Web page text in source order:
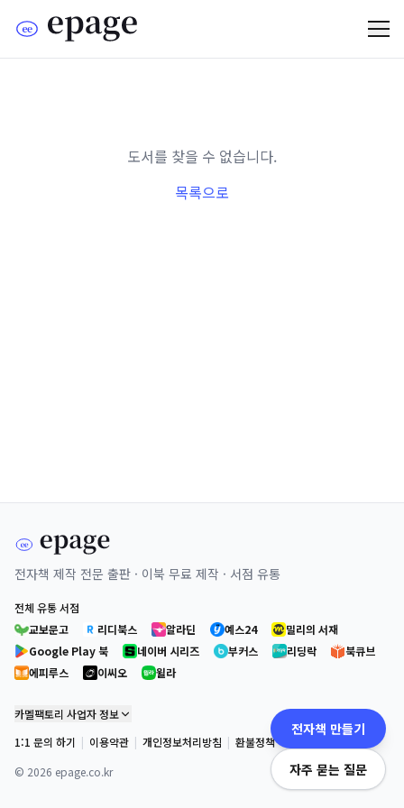
도서를 찾을 수 없습니다.
목록으로
전자책 제작 전문 출판 · 이북 무료 제작 · 서점 유통
전체 유통 서점
교보문고
리디북스 알라딘 예스24
밀리의 서재
Google Play 북
네이버 시리즈 부커스 리딩락
북큐브
에피루스
이씨오 윌라
카멜팩토리 사업자 정보
1:1 문의 하기 | 이용약관 | 개인정보처리방침 | 환불정책
© 2026 epage.co.kr
전자책 만들기
자주 묻는 질문